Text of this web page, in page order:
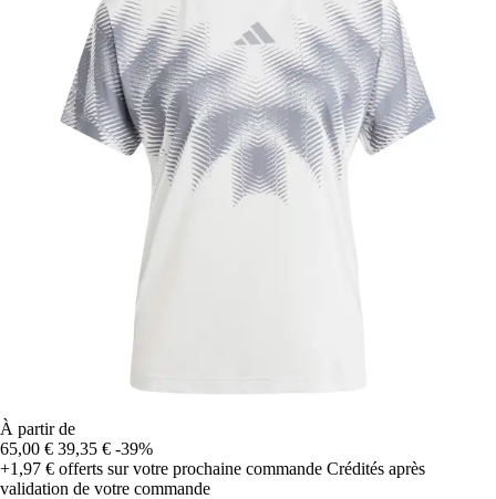
À partir de
65,00 € 39,35 € -39%
+1,97 € offerts sur votre prochaine commande Crédités après
validation de votre commande